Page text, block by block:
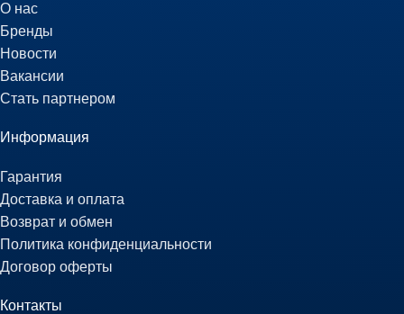
О нас
Бренды
Новости
Вакансии
Стать партнером
Информация
Гарантия
Доставка и оплата
Возврат и обмен
Политика конфиденциальности
Договор оферты
Контакты